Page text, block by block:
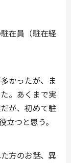
在員（駐在経
かったが、ま
。あくまで実
が、初めて駐
つと思う。
方のお話、異